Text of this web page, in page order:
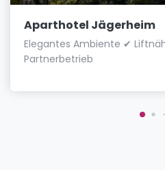
Aparthotel Jägerheim
Elegantes Ambiente ✔
Partnerbetrieb